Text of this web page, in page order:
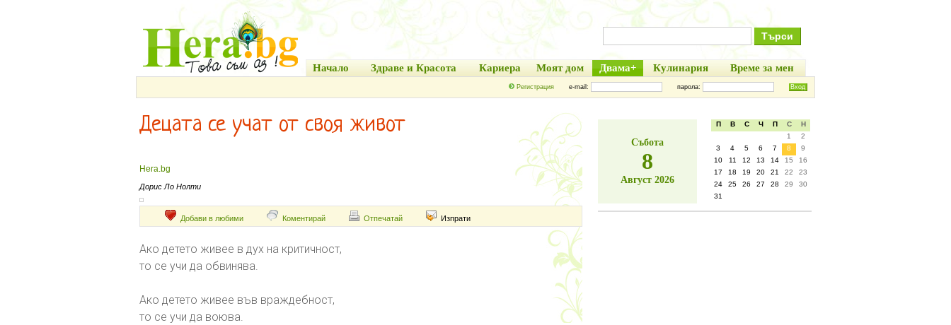
Начало Здраве и Красота Кариера Моят дом Двама+ Кулинария Време за мен
Регистрация e-mail: парола:
Децата се учат от своя живот
Hera.bg
Дорис Ло Нолти
Добави в любими Коментирай Отпечатай Изпрати
Ако детето живее в дух на критичност,
то се учи да обвинява.
Ако детето живее във враждебност,
то се учи да воюва.
Събота
8
Август 2026
П В С Ч П С
Н
1
2
3
4 5 6 7 8
9
10
11 12 13 14 15
16
17
18 19 20 21 22
23
24
25 26 27 28 29
30
31